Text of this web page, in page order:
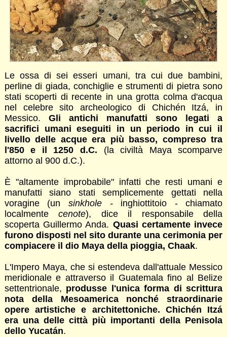
Le ossa di sei esseri umani, tra cui due bambini,
perline di giada, conchiglie e strumenti di pietra sono
stati scoperti di recente in una grotta colma d'acqua
nel celebre sito archeologico di Chichén Itzá, in
Messico. Gli antichi manufatti sono legati a
sacrifici umani eseguiti in un periodo in cui il
livello delle acque era più basso, compreso tra
l'850 e il 1250 d.C. (la civiltà Maya scomparve
attorno al 900 d.C.).
È "altamente improbabile" infatti che resti umani e
manufatti siano stati semplicemente gettati nella
voragine (un sinkhole - inghiottitoio - chiamato
localmentecenote), dice il responsabile della
scoperta Guillermo Anda. Quasi certamente invece
furono disposti nel sito durante una cerimonia per
compiacere il dio Maya della pioggia, Chaak.
L'Impero Maya, che si estendeva dall'attuale Messico
meridionale e attraverso il Guatemala fino al Belize
settentrionale, produsse l'unica forma di scrittura
nota della Mesoamerica nonché straordinarie
opere artistiche e architettoniche. Chichén Itzá
era una delle città più importanti della Penisola
dello Yucatán.